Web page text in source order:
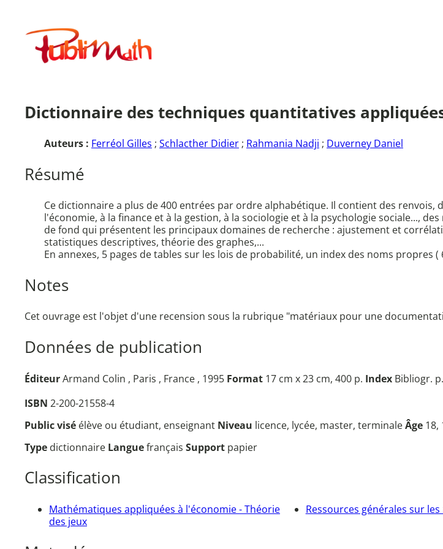
contenuPublimath
Dictionnaire des techniques quantitatives
Auteurs : Ferréol Gilles ; Schlacther Didier ; Rahmania Nadji ; Duverney Daniel
Résumé
Ce dictionnaire a plus de 400 entrées par ordre alphabétique. Il contient des
l'économie, à la finance et à la gestion, à la sociologie et à la psychologie sociale...,
de fond qui présentent les principaux domaines de recherche : ajustement et
statistiques descriptives, théorie des graphes,...
En annexes, 5 pages de tables sur les lois de probabilité, un index des noms propres
Notes
Cet ouvrage est l'objet d'une recension sous la rubrique "matériaux pour une
Données de publication
ÉditeurArmand Colin , Paris , France , 1995 Format 17 cm x 23 cm, 400 p. Index Bibliogr.
ISBN 2-200-21558-4
Public visé élève ou étudiant, enseignant Niveau licence, lycée, master, terminaleÂge 18,
Type dictionnaire Languefrançais Support papier
Classification
Mathématiques appliquées à l'économie - Théorie
des jeux
Ressources générales sur